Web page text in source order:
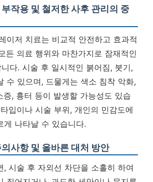
작용 및 철저한 사후 관리의 중
이저 치료는 비교적 안전하고 효과적
든 의료 행위와 마찬가지로 잠재적인
다. 시술 후 일시적인 붉어짐, 붓기,
수 있으며, 드물게는 색소 침착 악화,
증, 흉터 등이 발생할 가능성도 있습
입이나 시술 부위, 개인의 민감도에
게 나타날 수 있습니다.
사항 및 올바른 대처 방안
, 시술 후 자외선 차단을 소홀히 하여